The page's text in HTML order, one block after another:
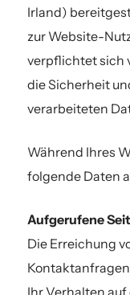
Irland)
zur Website-
verpflichtet sich
die Sicherheit
verarbeiteten
Während Ihres
folgende Daten
Aufgerufene
Die Erreichung
Ihr Verhalten